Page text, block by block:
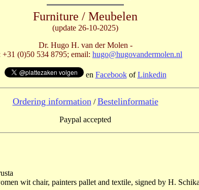
Furniture / Meubelen
(update 26-10-2025)
Dr. Hugo H. van der Molen -
+31 (0)50 534 8795; email: hugo@hugovandermolen.nl
en FacebookofLinkedin
Ordering information /Bestelinformatie
Paypal accepted
wit chair, painters pallet and textile, signed by H.